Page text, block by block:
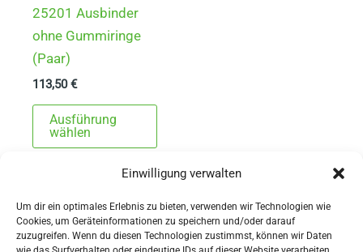
Einwilligung verwalten
Um dir ein optimales Erlebnis zu bieten, verwenden wir Technologien wie
Cookies, um Geräteinformationen zu speichern und/oder darauf
zuzugreifen. Wenn du diesen Technologien zustimmst, können wir Daten
25201 Ausbinder
ohne Gummiringe
(Paar)
113,50€
Ausführung
wählen
Dieses
mehrere
Varianten
auf.
Die